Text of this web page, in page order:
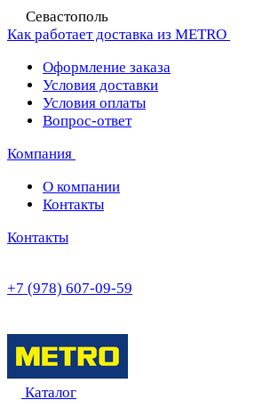
Севастополь
Как работает доставка из METRO
Оформление заказа
Условия доставки
Условия оплаты
Вопрос-ответ
Компания
О компании
Контакты
Контакты
+7 (978) 607-09-59
Каталог